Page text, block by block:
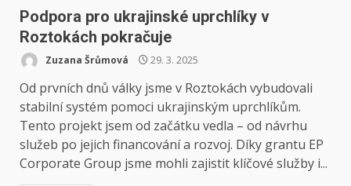
Podpora pro ukrajinské uprchlíky v
Roztokách pokračuje
Zuzana Šrůmová 29. 3. 2025
Od prvních dnů války jsme v Roztokách vybudovali
stabilní systém pomoci ukrajinským uprchlíkům.
Tento projekt jsem od začátku vedla – od návrhu
služeb po jejich financování a rozvoj. Díky grantu EP
Corporate Group jsme mohli zajistit klíčové služby i...